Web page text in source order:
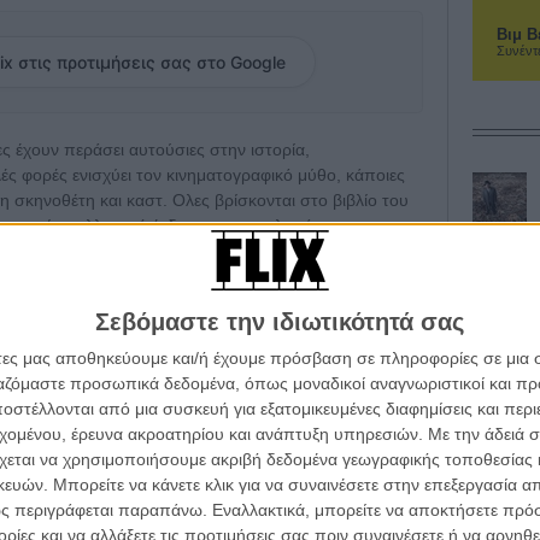
Σεβόμαστε την ιδιωτικότητά σας
μας αποθηκεύουμε και/ή έχουμε πρόσβαση σε πληροφορίες σε
προσωπικά δεδομένα, όπως μοναδικοί αναγνωριστικοί και
από μια συσκευή για εξατομικευμένες διαφημίσεις και
έρευνα ακροατηρίου και ανάπτυξη υπηρεσιών. Με την άδειά
να χρησιμοποιήσουμε ακριβή δεδομένα γεωγραφικής τοποθεσίας
Μπορείτε να κάνετε κλικ για να συναινέσετε στην επεξεργασία
περιγράφεται παραπάνω. Εναλλακτικά, μπορείτε να αποκτήσετε
και να αλλάξετε τις προτιμήσεις σας πριν συναινέσετε ή να
στις προτιμήσεις σας στο Google
έχουν περάσει αυτούσιες στην ιστορία,
φορές ενισχύει τον κινηματογραφικό μύθο, κάποιες
σκηνοθέτη και καστ. Ολες βρίσκονται στο βιβλίο του
μία συλλεκτική έκδοση που κυκλοφόρησε πριν
λεύκωμα και για τον «Ταξιτζή» του Μάρτιν Σκορσέζε,
και περιοδικά (μερικά εξώφυλλά του για το Paris
και σε συλλογές μουσείων), προτού ασχοληθεί με
του κινηματογράφου αποδείχτηκε ιστορική. Για
πόζες στις αφίσες του «Ταξιτζή» και του
και σε ακόμα πιο περιορισμένη «art edition»
Βιμ